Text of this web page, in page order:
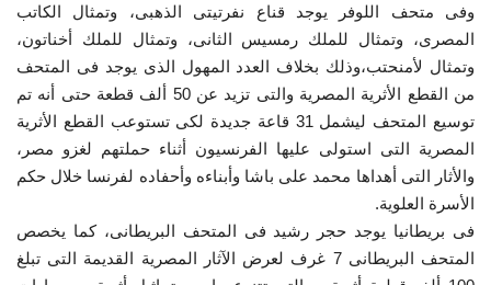
وفى متحف اللوفر يوجد قناع نفرتيتى الذهبى، وتمثال الكاتب
المصرى، وتمثال للملك رمسيس الثانى، وتمثال للملك أخناتون،
وتمثال لأمنحتب،وذلك بخلاف العدد المهول الذى يوجد فى المتحف
من القطع الأثرية المصرية والتى تزيد عن 50 ألف قطعة حتى أنه تم
توسيع المتحف ليشمل 31 قاعة جديدة لكى تستوعب القطع الأثرية
المصرية التى استولى عليها الفرنسيون أثناء حملتهم لغزو مصر،
والأثار التى أهداها محمد على باشا وأبناءه وأحفاده لفرنسا خلال حكم
الأسرة العلوية.
فى بريطانيا يوجد حجر رشيد فى المتحف البريطانى، كما يخصص
المتحف البريطانى 7 غرف لعرض الآثار المصرية القديمة التى تبلغ